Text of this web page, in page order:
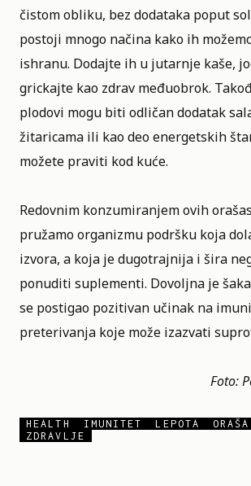
čistom obliku, bez dodataka poput
postoji mnogo načina kako ih
ishranu. Dodajte ih u jutarnje kaše,
grickajte kao zdrav međuobrok.
plodovi mogu biti odličan dodatak
žitaricama ili kao deo energetskih
možete praviti kod kuće.
Redovnim konzumiranjem ovih
pružamo organizmu podršku koja
izvora, a koja je dugotrajnija i šira
ponuditi suplementi. Dovoljna je
se postigao pozitivan učinak na
preterivanja koje može izazvati
Foto:
HEALTH IMUNITET LEPOTA
ZDRAVLJE